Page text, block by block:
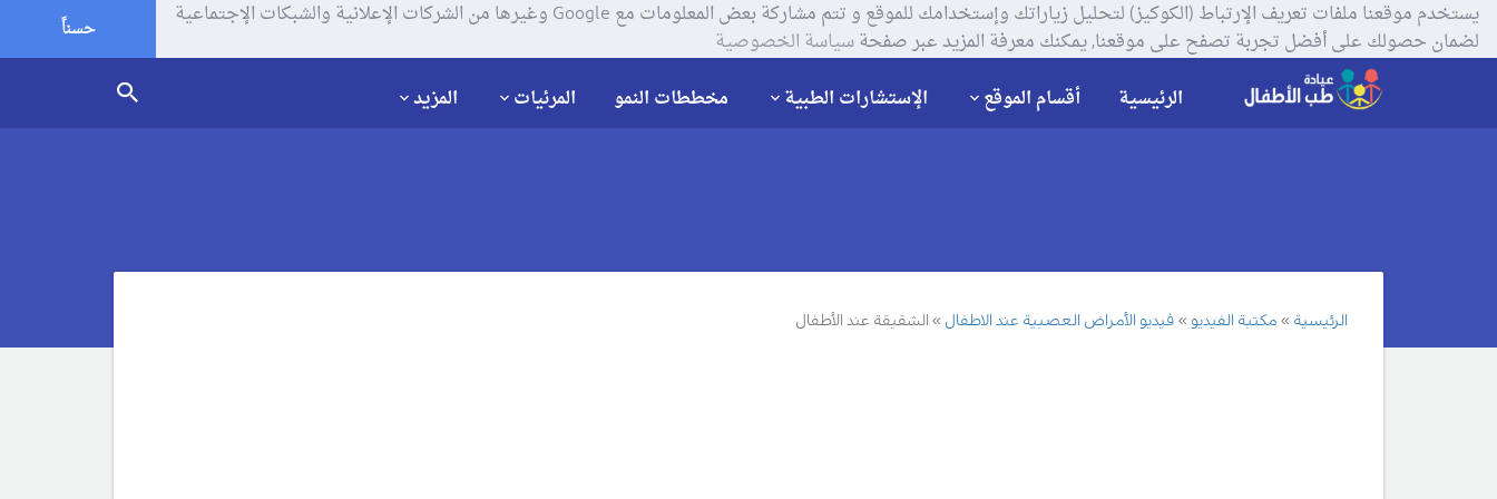
يستخدم موقعنا ملفات تعريف الإرتباط (الكوكيز) لتحليل زياراتك وإستخدامك للموقع و تتم مشاركة بعض المعلومات مع Google وغيرها من الشركات الإعلانية والشبكات الإجتماعية
لضمان حصولك على أفضل تجربة تصفح على موقعنا, يمكنك معرفة المزيد عبر صفحةسياسة الخصوصية حسناً
الرئيسية أقسام الموقع الإستشارات الطبية مخططات النمو المرئيات المزيد
الرئيسية مكتبة الفيديو فيديو الأمراض العصبية عند الاطفال الشقيقة عند الأطفال